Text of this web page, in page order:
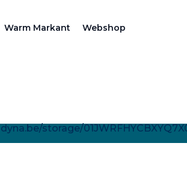
Warm Markant Webshop